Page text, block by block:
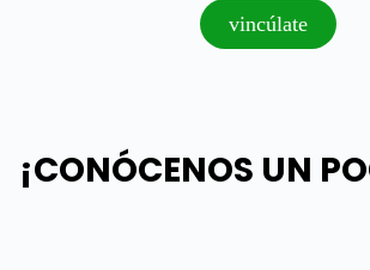
vincúlate
¡CONÓCENOS UN